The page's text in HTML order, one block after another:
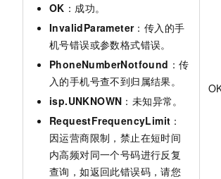
OK ：成功。
InvalidParameter：传入的手
机号错误或参数格式错误。
PhoneNumberNotfound ：传
入的手机号查不到归属结果。
isp.UNKNOWN ：未知异常。
RequestFrequencyLimit ：
因运营商限制，禁止在短时间
内高频对同一个号码进行反复
查询，如返回此错误码，请您